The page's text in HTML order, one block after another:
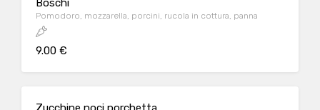
Boschi
Pomodoro, mozzarella, porcini, rucola in cottura, panna
9.00 €